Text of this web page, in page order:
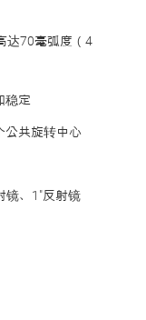
达70毫弧度（4
稳定
公共旋转中心
镜、1"反射镜